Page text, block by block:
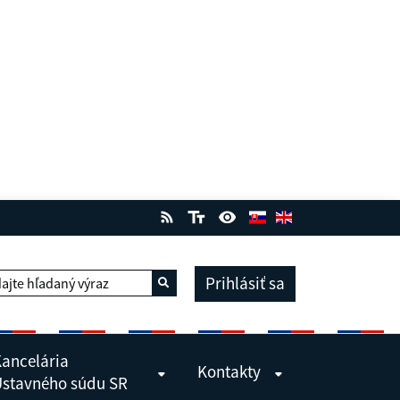
hľadaný výraz Vyhľadať Prihlásiť sa
súdu SR
Kontakty